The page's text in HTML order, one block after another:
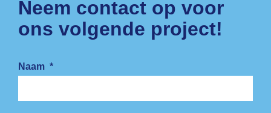
Neem contact op voor
ons volgende project!
Naam *